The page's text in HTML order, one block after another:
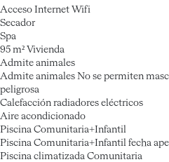
Acceso Internet Wifi
Secador
Spa
95 m² Vivienda
Admite animales
Admite animales No se permiten
peligrosa
Calefacción radiadores eléctricos
Aire acondicionado
Piscina Comunitaria+Infantil
Piscina Comunitaria+Infantil fecha
Piscina climatizada Comunitaria